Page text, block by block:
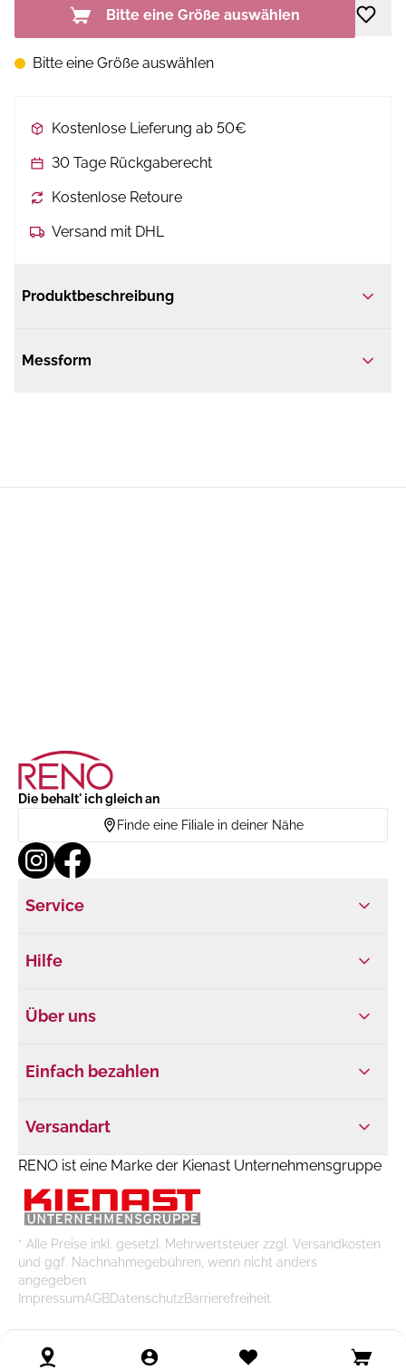
Bitte eine Größe auswählen
Bitte eine Größe auswählen
Kostenlose Lieferung ab 50€
30 Tage Rückgaberecht
Kostenlose Retoure
Versand mit DHL
Produktbeschreibung
Messform
Die behalt' ich gleich an
Finde eine Filiale in deiner Nähe
Service
Hilfe
Über uns
Einfach bezahlen
Versandart
RENO ist eine Marke der Kienast Unternehmensgruppe
* Alle Preise inkl. gesetzl. Mehrwertsteuer zzgl. Versandkosten
und ggf. Nachnahmegebühren, wenn nicht anders
angegeben
ImpressumAGBDatenschutzBarrierefreiheit